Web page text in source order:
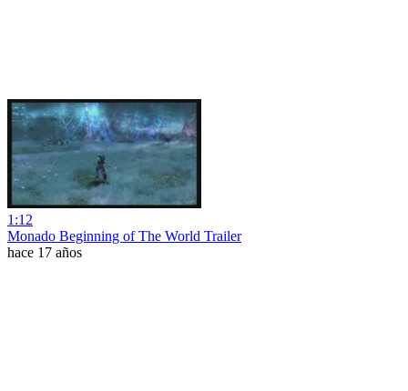
1:12
Monado Beginning of The World Trailer
hace 17 años